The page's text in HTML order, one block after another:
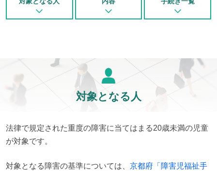
対象となる人
法律で規定された重度の障害に当てはまる20歳未満の児童
が対象です。
対象となる障害の基準については、 京都府「障害児福祉手